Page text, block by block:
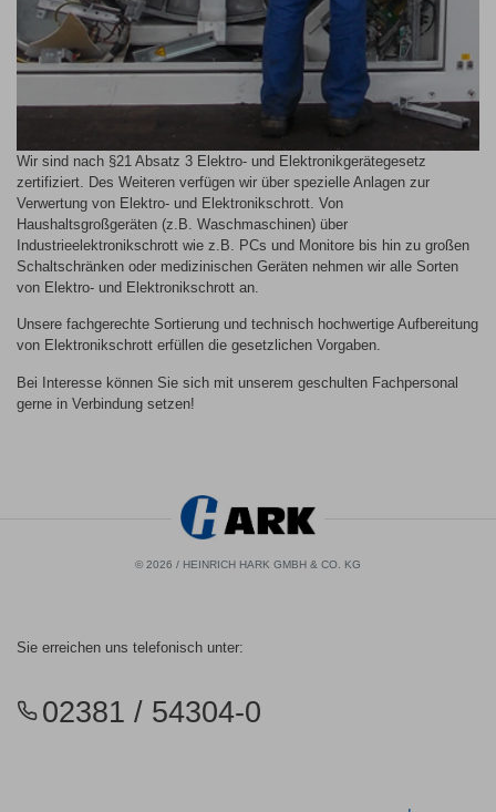
Wir sind nach §21 Absatz 3 Elektro- und Elektronikgerätegesetz
zertifiziert. Des Weiteren verfügen wir über spezielle Anlagen zur
Verwertung von Elektro- und Elektronikschrott. Von
Haushaltsgroßgeräten (z.B. Waschmaschinen) über
Industrieelektronikschrott wie z.B. PCs und Monitore bis hin zu großen
Schaltschränken oder medizinischen Geräten nehmen wir alle Sorten
von Elektro- und Elektronikschrott an.
Unsere fachgerechte Sortierung und technisch hochwertige Aufbereitung
von Elektronikschrott erfüllen die gesetzlichen Vorgaben.
Bei Interesse können Sie sich mit unserem geschulten Fachpersonal
gerne in Verbindung setzen!
© 2026 / HEINRICH HARK GMBH & CO. KG
Sie erreichen uns telefonisch unter:
02381 / 54304-0